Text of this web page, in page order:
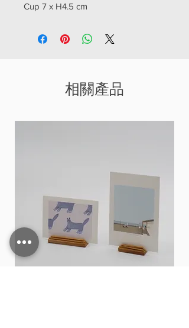
Cup 7 x H4.5 cm
相關產品